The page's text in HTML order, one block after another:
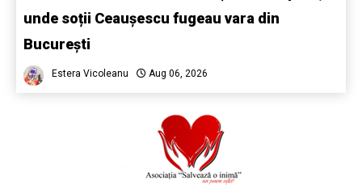
unde soții Ceaușescu fugeau vara din
București
Estera Vicoleanu Aug 06, 2026